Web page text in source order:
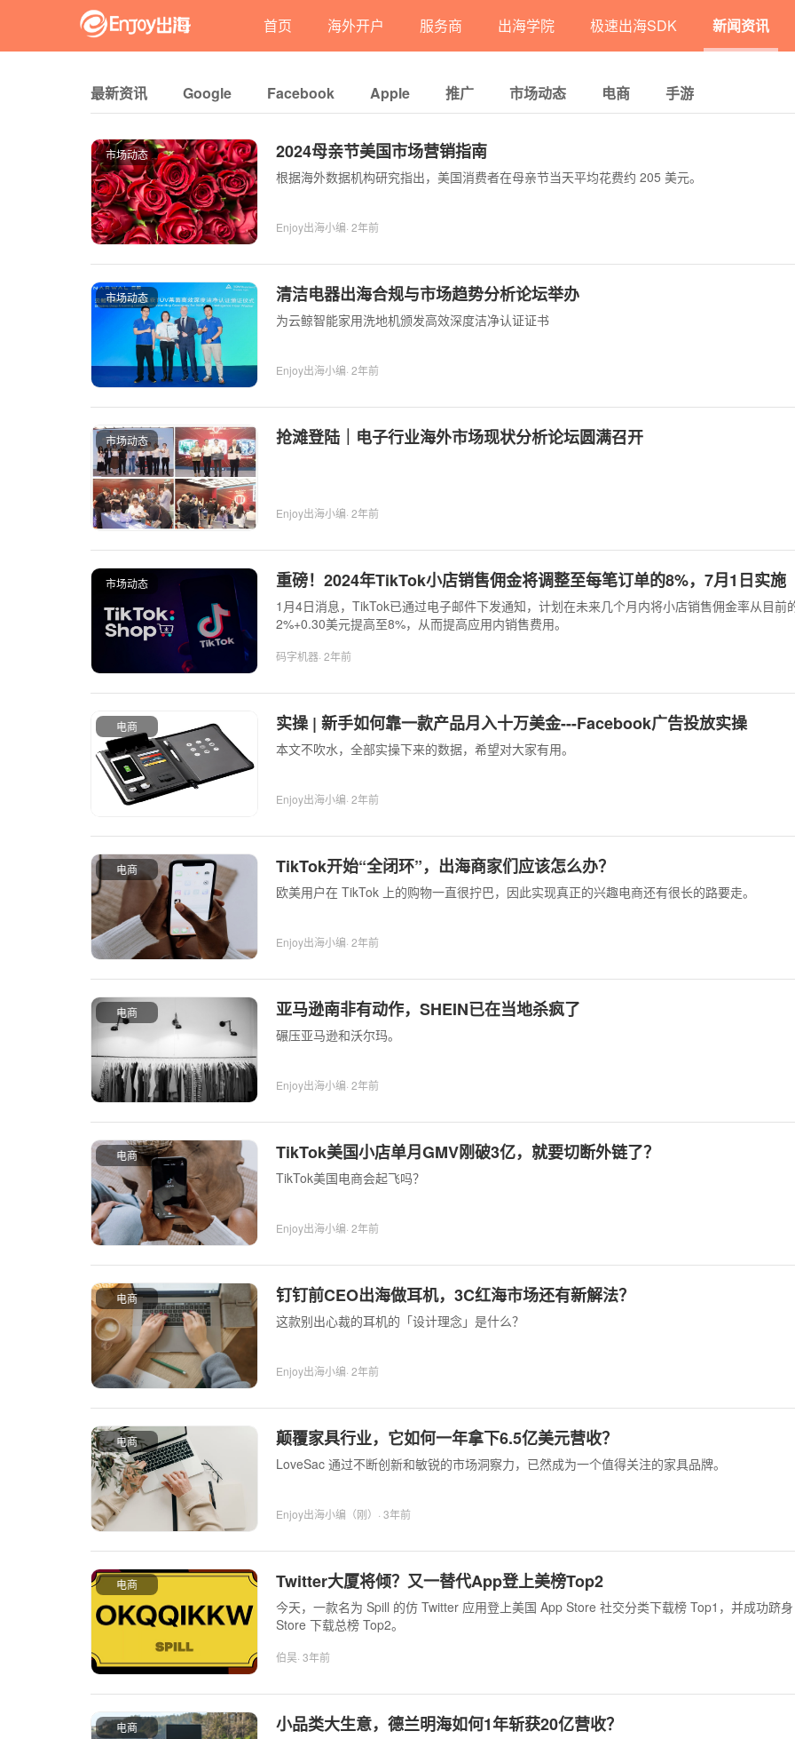
首页 海外开户 服务商 出海学院 极速出海SDK 新闻资讯
最新资讯 Google Facebook Apple 推广 市场动态 电商 手游
市场动态 2024母亲节美国市场营销指南
根据海外数据机构研究指出，美国消费者在母亲节当天平均花费约 205 美元。
Enjoy出海小编· 2年前
市场动态 清洁电器出海合规与市场趋势分析论坛举办
为云鲸智能家用洗地机颁发高效深度洁净认证证书
Enjoy出海小编· 2年前
市场动态 抢滩登陆｜电子行业海外市场现状分析论坛圆满召开
Enjoy出海小编· 2年前
市场动态 重磅！2024年TikTok小店销售佣金将调整至每笔订单的8%，7月1日实施
1月4日消息，TikTok已通过电子邮件下发通知，计划在未来几个月内将小店销售佣金率从目前
2%+0.30美元提高至8%，从而提高应用内销售费用。
码字机器· 2年前
电商 实操 | 新手如何靠一款产品月入十万美金---Facebook广告投放实操
本文不吹水，全部实操下来的数据，希望对大家有用。
Enjoy出海小编· 2年前
电商 TikTok开始“全闭环”，出海商家们应该怎么办？
欧美用户在 TikTok 上的购物一直很拧巴，因此实现真正的兴趣电商还有很长的路要走。
Enjoy出海小编· 2年前
电商 亚马逊南非有动作，SHEIN已在当地杀疯了
碾压亚马逊和沃尔玛。
Enjoy出海小编· 2年前
电商 TikTok美国小店单月GMV刚破3亿，就要切断外链了？
TikTok美国电商会起飞吗？
Enjoy出海小编· 2年前
电商 钉钉前CEO出海做耳机，3C红海市场还有新解法？
这款别出心裁的耳机的「设计理念」是什么？
Enjoy出海小编· 2年前
电商 颠覆家具行业，它如何一年拿下6.5亿美元营收？
LoveSac 通过不断创新和敏锐的市场洞察力，已然成为一个值得关注的家具品牌。
Enjoy出海小编（刚） · 3年前
电商 Twitter大厦将倾？又一替代App登上美榜Top2
今天，一款名为 Spill 的仿 Twitter 应用登上美国 App Store 社交分类下载榜 Top1，并成功跻
Store 下载总榜 Top2。
伯昊· 3年前
电商 小品类大生意，德兰明海如何1年斩获20亿营收？